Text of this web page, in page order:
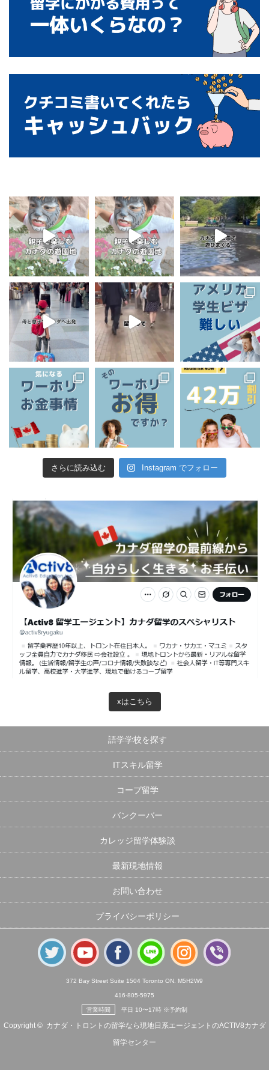
さらに読み込む Instagram でフォロー
xはこちら
語学学校を探す
ITスキル留学
コープ留学
バンクーバー
カレッジ留学体験談
最新現地情報
お問い合わせ
プライバシーポリシー
372 Bay Street Suite 1504 Toronto ON. M5H2W9
416-805-5975
営業時間 平日 10〜17時 ※予約制
Copyright © カナダ・トロントの留学なら現地日系エージェントのACTIV8カナダ
留学センター